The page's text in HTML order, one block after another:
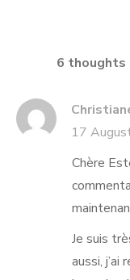
6 thoughts
17
Chère
Je suis
aussi, j’ai